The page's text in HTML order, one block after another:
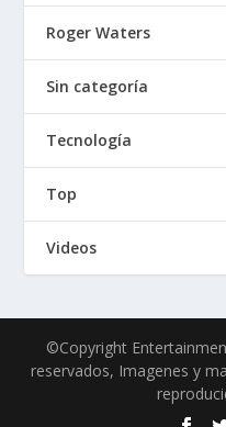
Roger Waters
Sin categoría
Tecnología
Top
Videos
©Copyright
reservados, Imagenes y